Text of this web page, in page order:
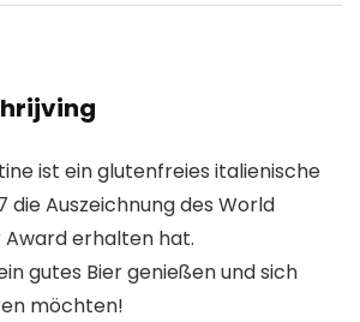
ist ein glutenfreies italienische
die Auszeichnung des World
Award erhalten hat.
gutes Bier genießen und sich
möchten!